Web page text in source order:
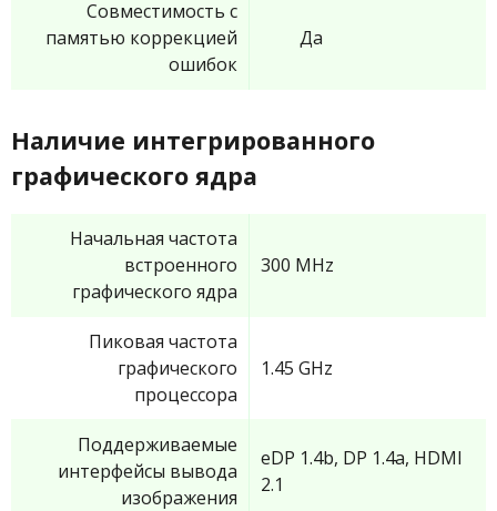
Совместимость с
памятью коррекцией
ошибок
Да
Наличие интегрированного
графического ядра
Начальная частота
встроенного
графического ядра
300 MHz
Пиковая частота
графического
процессора
1.45 GHz
Поддерживаемые
интерфейсы вывода
изображения
eDP 1.4b, DP 1.4a, HDMI
2.1